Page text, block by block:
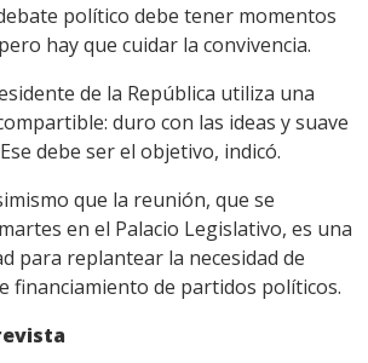
político debe tener momentos
hay que cuidar la convivencia.
de la República utiliza una
duro con las ideas y suave
debe ser el objetivo, indicó.
que la reunión, que se
en el Palacio Legislativo, es una
para replantear la necesidad de
financiamiento de partidos políticos.